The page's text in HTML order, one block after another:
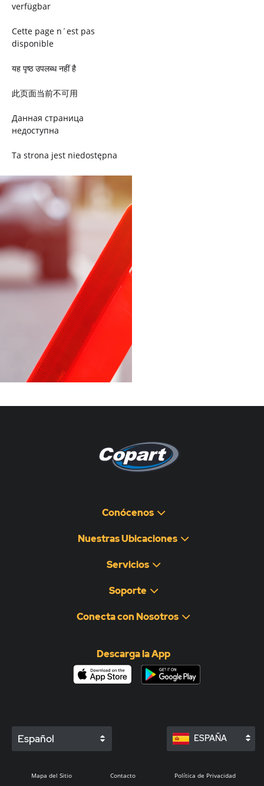
verfügbar
Cette page n´est pas
disponible
यह पृष्ठ उपलब्ध नहीं है
此页面当前不可用
Данная страница
недоступна
Ta strona jest niedostępna
Trang này không có
Esta página não está
disponível
このページは現在利用できま
せん
Pagina non disponibile
هذه الصفحة غير متوفرة
Conócenos
Nuestras Ubicaciones
Servicios
Soporte
Conecta con Nosotros
Descarga la App
Español ESPAÑA
Mapa del Sitio Contacto Política de Privacidad